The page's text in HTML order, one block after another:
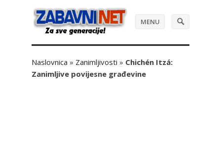
MENU
Naslovnica » Zanimljivosti » Chichén Itzá:
Zanimljive povijesne građevine